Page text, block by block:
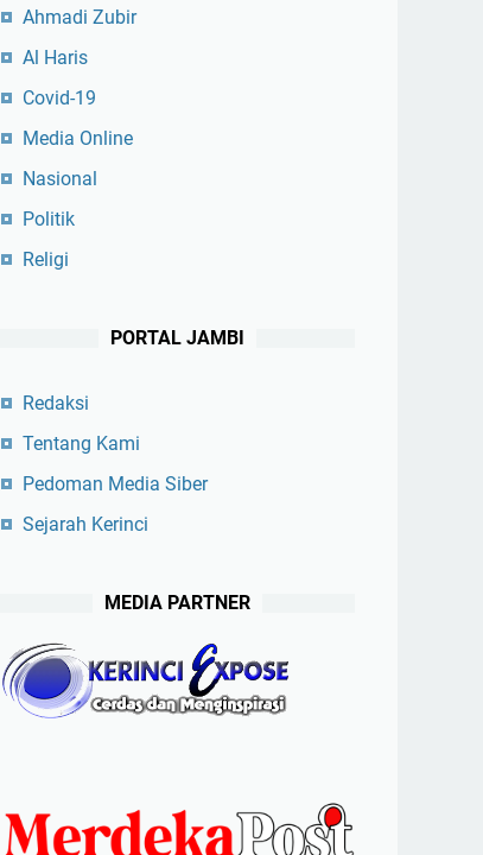
Ahmadi Zubir
Al Haris
Covid-19
Media Online
Nasional
Politik
Religi
PORTAL JAMBI
Redaksi
Tentang Kami
Pedoman Media Siber
Sejarah Kerinci
MEDIA PARTNER